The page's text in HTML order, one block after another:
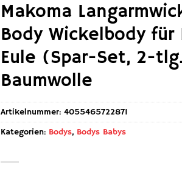
Makoma
Body Wickelbody
Eule (Spar-Set, 2-
Baumwolle
Artikelnummer:4055465722871
Kategorien: Bodys, Bodys Babys